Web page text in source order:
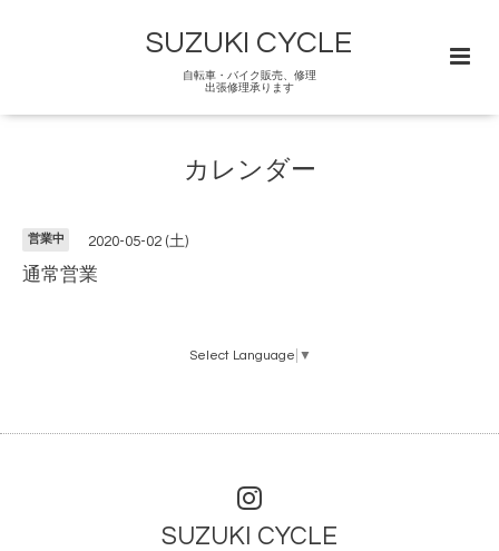
SUZUKI CYCLE
自転車・バイク販売、修理
出張修理承ります
カレンダー
営業中 2020-05-02 (土)
通常営業
Select Language ▼
SUZUKI CYCLE